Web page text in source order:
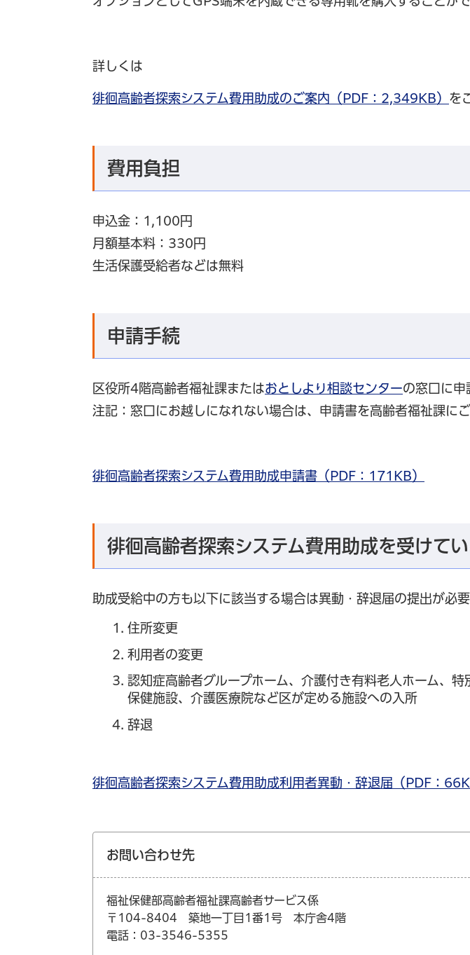
詳しくは
徘徊高齢者探索システム費用助成のご案内（PDF：2,349KB） を
費用負担
申込金：1,100円
月額基本料：330円
生活保護受給者などは無料
申請手続
区役所4階高齢者福祉課またはおとしより相談センターの窓口に申
注記：窓口にお越しになれない場合は、申請書を高齢者福祉課にご
徘徊高齢者探索システム費用助成申請書（PDF：171KB）
徘徊高齢者探索システム費用助成を受けて
助成受給中の方も以下に該当する場合は異動・辞退届の提出が必要
住所変更
利用者の変更
認知症高齢者グループホーム、介護付き有料老人ホーム、特
保健施設、介護医療院など区が定める施設への入所
辞退
徘徊高齢者探索システム費用助成利用者異動・辞退届（PDF：
お問い合わせ先
福祉保健部高齢者福祉課高齢者サービス係
〒104-8404 築地一丁目1番1号 本庁舎4階
電話：03-3546-5355